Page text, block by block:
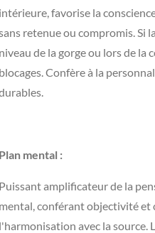
intérieure, favorise la
retenue ou compromis. Si
niveau de la gorge ou lors de la
blocages. Confère à la
Plan mental :
Puissant amplificateur de la
mental, conférant objectivité et
l'harmonisation avec la source.